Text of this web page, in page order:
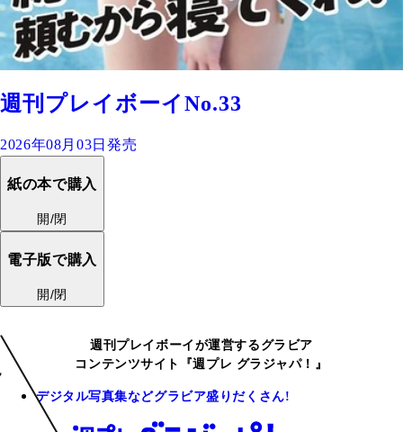
週刊プレイボーイNo.33
2026年08月03日発売
紙の本で購入
開/閉
電子版で購入
開/閉
週刊プレイボーイが運営するグラビア
コンテンツサイト『週プレ グラジャパ！』
デジタル写真集などグラビア盛りだくさん!